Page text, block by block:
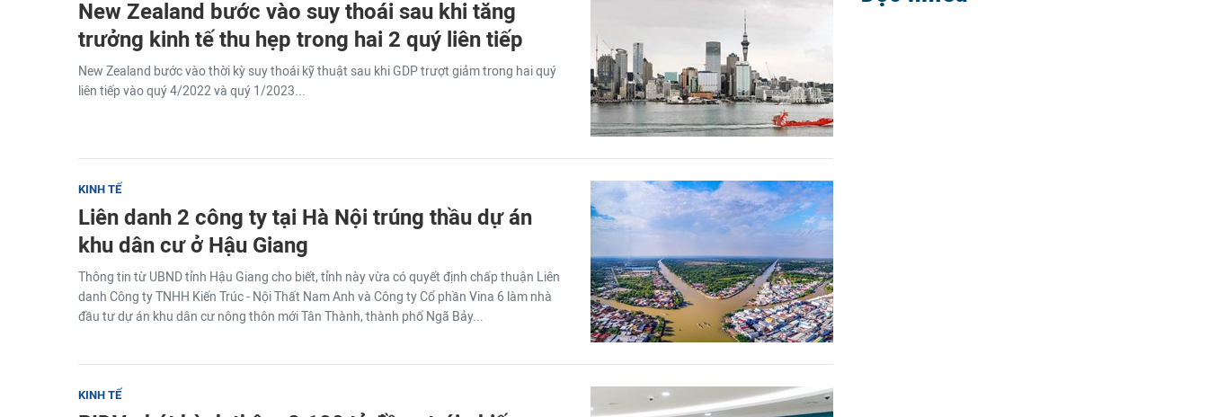
New Zealand bước vào suy thoái sau khi tăng
trưởng kinh tế thu hẹp trong hai 2 quý liên tiếp
New Zealand bước vào thời kỳ suy thoái kỹ thuật sau khi GDP trượt giảm trong hai quý
liên tiếp vào quý 4/2022 và quý 1/2023...
KINH TẾ
Liên danh 2 công ty tại Hà Nội trúng thầu dự án
khu dân cư ở Hậu Giang
Thông tin từ UBND tỉnh Hậu Giang cho biết, tỉnh này vừa có quyết định chấp thuận Liên
danh Công ty TNHH Kiến Trúc - Nội Thất Nam Anh và Công ty Cổ phần Vina 6 làm nhà
đầu tư dự án khu dân cư nông thôn mới Tân Thành, thành phố Ngã Bảy...
KINH TẾ